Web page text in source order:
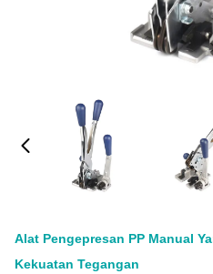
Alat Pengepresan PP Manual
Kekuatan Tegangan